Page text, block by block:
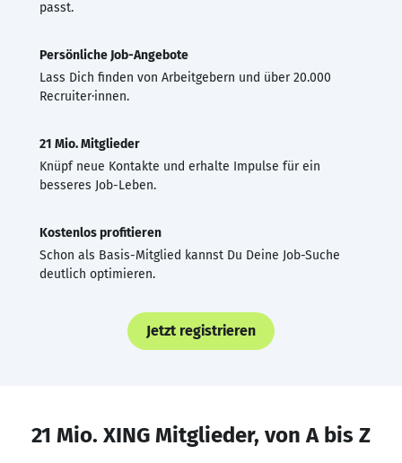
passt.
Persönliche Job-Angebote
Lass Dich finden von Arbeitgebern und über 20.000
Recruiter·innen.
21 Mio. Mitglieder
Knüpf neue Kontakte und erhalte Impulse für ein
besseres Job-Leben.
Kostenlos profitieren
Schon als Basis-Mitglied kannst Du Deine Job-Suche
deutlich optimieren.
Jetzt registrieren
21 Mio. XING Mitglieder, von A bis Z